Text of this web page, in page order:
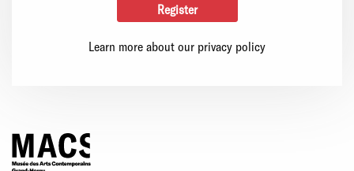
Learn more about our privacy policy